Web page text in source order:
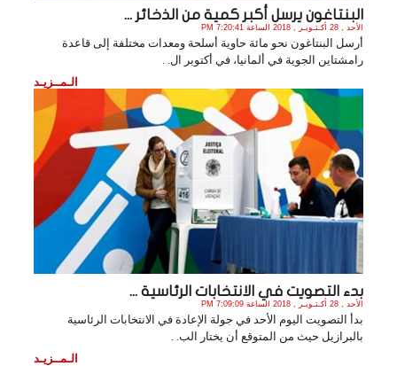
البنتاغون يرسل أكبر كمية من الذخائر ...
الأحد , 28 أكـتـوبـر , 2018 الساعة 7:20:41 PM
أرسل البنتاغون نحو مائة حاوية أسلحة ومعدات مختلفة إلى قاعدة
رامشتاين الجوية في ألمانيا، في أكتوبر ال. .
الـمــزيـد
بدء التصويت في الانتخابات الرئاسية ...
الأحد , 28 أكـتـوبـر , 2018 الساعة 7:09:09 PM
بدأ التصويت اليوم الأحد في جولة الإعادة في الانتخابات الرئاسية
بالبرازيل حيث من المتوقع أن يختار الب. .
الـمــزيـد